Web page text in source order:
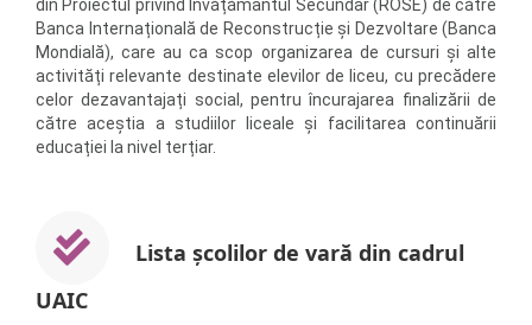
din Proiectul privind Învățământul Secundar (ROSE) de către
Banca Internațională de Reconstrucție și Dezvoltare (Banca
Mondială), care au ca scop organizarea de cursuri și alte
activități relevante destinate elevilor de liceu, cu precădere
celor dezavantajați social, pentru încurajarea finalizării de
către aceștia a studiilor liceale și facilitarea continuării
educației la nivel terțiar.
Lista școlilor de vară din cadrul
UAIC